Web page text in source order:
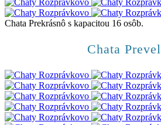
Chata Prekrásnô s kapacitou 16 osôb.
Chata